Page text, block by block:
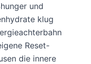
und
klug
Reset-
die innere